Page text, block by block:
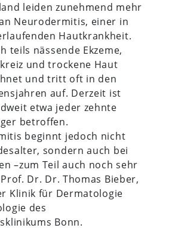
leiden zunehmend mehr
Neurodermitis, einer in
Hautkrankheit.
teils nässende Ekzeme,
und trockene Haut
und tritt oft in den
auf. Derzeit ist
etwa jeder zehnte
betroffen.
beginnt jedoch nicht
sondern auch bei
–zum Teil auch noch sehr
Dr. Dr. Thomas Bieber,
Klinik für Dermatologie
des
Bonn.